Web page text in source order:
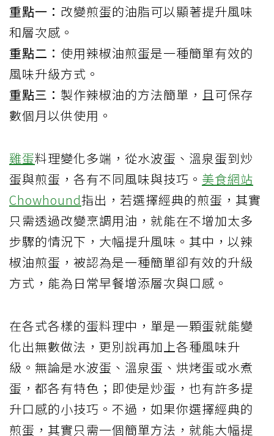
重點一： 改變煎蛋的油脂可以顯著提升風味
和層次感。
重點二： 使用辣椒油煎蛋是一種簡單有效的
風味升級方式。
重點三： 製作辣椒油的方法簡單，且可保存
數個月以供使用。
雞蛋料理變化多端，從水波蛋、溫泉蛋到炒
蛋與煎蛋，各有不同風味與技巧。 美食網站
Chowhound指出，若選擇經典的煎蛋，其實
只需透過改變烹調用油，就能在不增加太多
步驟的情況下，大幅提升風味。其中，以辣
椒油煎蛋，被認為是一種簡單卻有效的升級
方式，能為日常早餐增添層次與口感。
在各式各樣的蛋料理中，單是一顆蛋就能變
化出無數做法，更別說再加上各種風味升
級。無論是水波蛋、溫泉蛋、烘烤蛋或水煮
蛋，都各有特色；即使是炒蛋，也有許多提
升口感的小技巧。不過，如果你選擇經典的
煎蛋，其實只需一個簡單方法，就能大幅提